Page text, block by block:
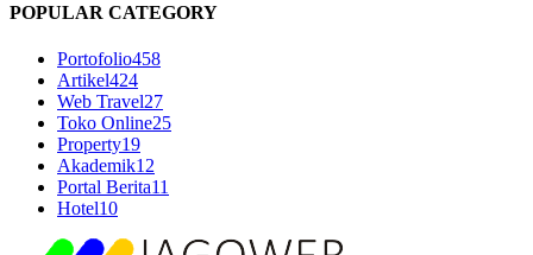
POPULAR CATEGORY
Portofolio458
Artikel424
Web Travel27
Toko Online25
Property19
Akademik12
Portal Berita11
Hotel10